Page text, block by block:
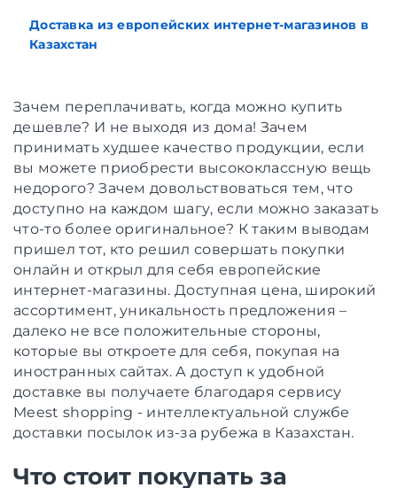
Доставка из европейских интернет-магазинов в
Казахстан
Зачем переплачивать, когда можно купить
дешевле? И не выходя из дома! Зачем
принимать худшее качество продукции, если
вы можете приобрести высококлассную вещь
недорого? Зачем довольствоваться тем, что
доступно на каждом шагу, если можно заказать
что-то более оригинальное? К таким выводам
пришел тот, кто решил совершать покупки
онлайн и открыл для себя европейские
интернет-магазины. Доступная цена, широкий
ассортимент, уникальность предложения –
далеко не все положительные стороны,
которые вы откроете для себя, покупая на
иностранных сайтах. А доступ к удобной
доставке вы получаете благодаря сервису
Meest shopping - интеллектуальной службе
доставки посылок из-за рубежа в Казахстан.
Что стоит покупать за